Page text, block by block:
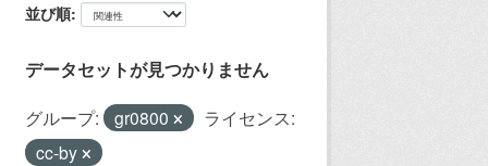
並び順
データセットが見つかりません
グループ: gr0800
ライセンス:
cc-by